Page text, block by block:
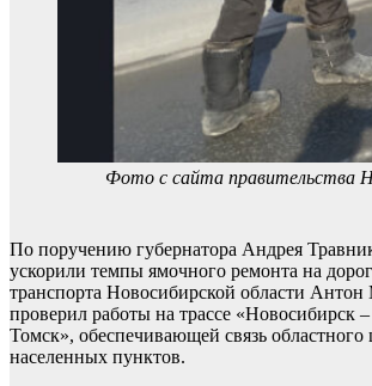
Фото с сайта правительства
По поручению губернатора Андрея
ускорили темпы ямочного ремонта на
транспорта Новосибирской области
проверил работы на трассе «Новосибирск
Томск», обеспечивающей связь областного
населенных пунктов.